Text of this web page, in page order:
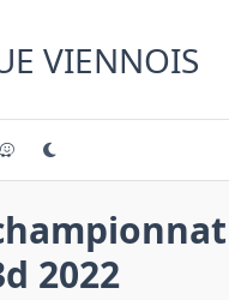
VIENNOIS
2022